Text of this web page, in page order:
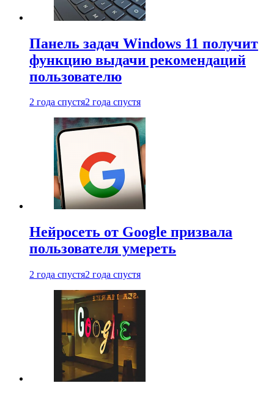
Панель задач Windows 11 получит
функцию выдачи рекомендаций
пользователю
2 года спустя2 года спустя
Нейросеть от Google призвала
пользователя умереть
2 года спустя2 года спустя